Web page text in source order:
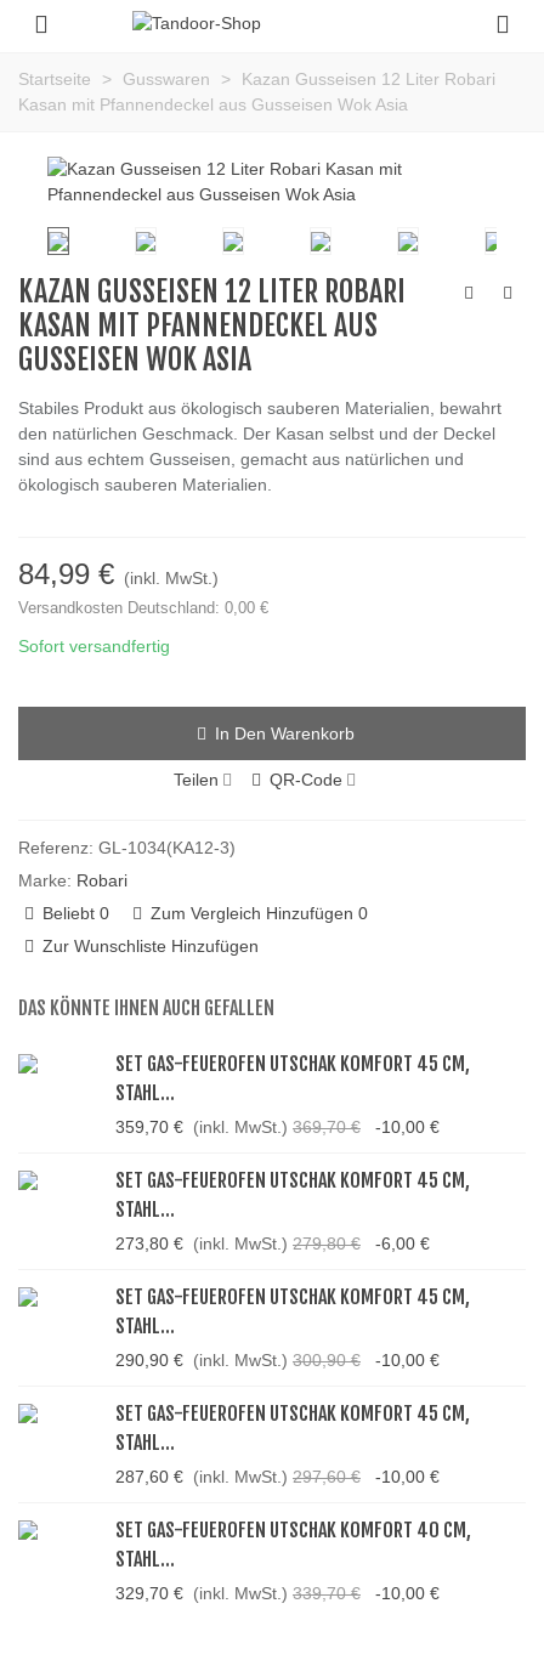
Startseite > Gusswaren >
Kazan Gusseisen 12 Liter Robari
Kasan mit Pfannendeckel aus Gusseisen Wok Asia
KAZAN GUSSEISEN 12 LITER ROBARI
KASAN MIT PFANNENDECKEL AUS
GUSSEISEN WOK ASIA
Stabiles Produkt aus ökologisch sauberen Materialien, bewahrt
den natürlichen Geschmack. Der Kasan selbst und der Deckel
sind aus echtem Gusseisen, gemacht aus natürlichen und
ökologisch sauberen Materialien.
84,99 € (inkl. MwSt.)
Versandkosten Deutschland: 0,00 €
Sofort versandfertig
In Den Warenkorb
Teilen QR-Code
Referenz: GL-1034(KA12-3)
Marke: Robari
Beliebt 0 Zum Vergleich Hinzufügen 0
Zur Wunschliste Hinzufügen
DAS KÖNNTE IHNEN AUCH GEFALLEN
SET GAS-FEUEROFEN UTSCHAK KOMFORT 45 CM,
STAHL...
359,70 € (inkl. MwSt.) 369,70 € -10,00 €
SET GAS-FEUEROFEN UTSCHAK KOMFORT 45 CM,
STAHL...
273,80 € (inkl. MwSt.) 279,80 € -6,00 €
SET GAS-FEUEROFEN UTSCHAK KOMFORT 45 CM,
STAHL...
290,90 € (inkl. MwSt.) 300,90 € -10,00 €
SET GAS-FEUEROFEN UTSCHAK KOMFORT 45 CM,
STAHL...
287,60 € (inkl. MwSt.) 297,60 € -10,00 €
SET GAS-FEUEROFEN UTSCHAK KOMFORT 40 CM,
STAHL...
329,70 € (inkl. MwSt.) 339,70 € -10,00 €